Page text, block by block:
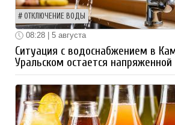
ОТКЛЮЧЕНИЕ ВОДЫ
08:28 | 5 августа
Ситуация с водоснабжением в
Уральском остается напряженной